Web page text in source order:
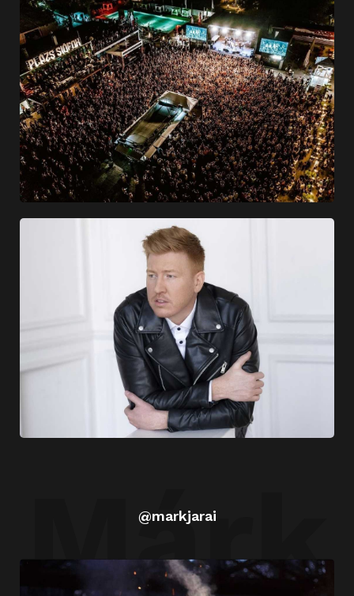
Márk
@markjarai